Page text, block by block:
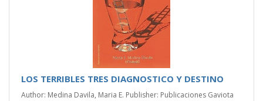
LOS TERRIBLES TRES DIAGNOSTICO Y DESTINO
Author: Medina Davila, Maria E. Publisher: Publicaciones Gaviota